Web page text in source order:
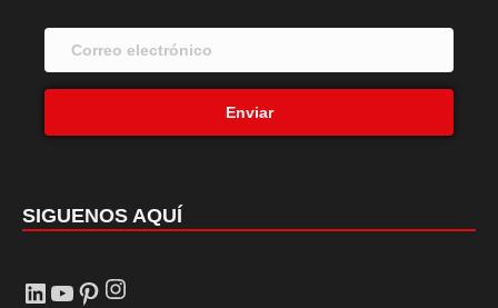
Enviar
SIGUENOS AQUÍ
LinkedIn
YouTube
Pinterest
Instagram